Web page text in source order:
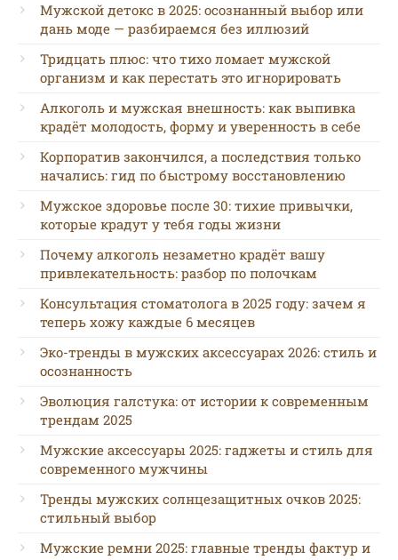
Мужской детокс в 2025: осознанный выбор или
дань моде — разбираемся без иллюзий
Тридцать плюс: что тихо ломает мужской
организм и как перестать это игнорировать
Алкоголь и мужская внешность: как выпивка
крадёт молодость, форму и уверенность в себе
Корпоратив закончился, а последствия только
начались: гид по быстрому восстановлению
Мужское здоровье после 30: тихие привычки,
которые крадут у тебя годы жизни
Почему алкоголь незаметно крадёт вашу
привлекательность: разбор по полочкам
Консультация стоматолога в 2025 году: зачем я
теперь хожу каждые 6 месяцев
Эко-тренды в мужских аксессуарах 2026: стиль и
осознанность
Эволюция галстука: от истории к современным
трендам 2025
Мужские аксессуары 2025: гаджеты и стиль для
современного мужчины
Тренды мужских солнцезащитных очков 2025:
стильный выбор
Мужские ремни 2025: главные тренды фактур и